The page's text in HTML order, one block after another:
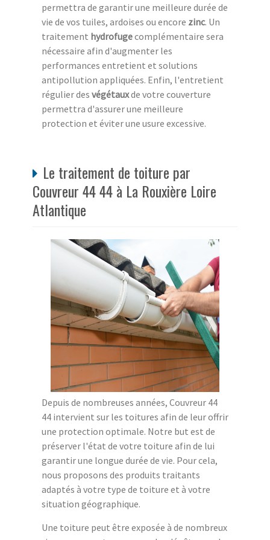
permettra de garantir une meilleure durée de
vie de vos tuiles, ardoises ou encore zinc. Un
traitement hydrofugecomplémentaire sera
nécessaire afin d'augmenter les
performances entretient et solutions
antipollution appliquées. Enfin, l'entretient
régulier des végétauxde votre couverture
permettra d'assurer une meilleure
protection et éviter une usure excessive.
Le traitement de toiture par
Couvreur 44 44 à La Rouxière Loire
Atlantique
Depuis de nombreuses années, Couvreur 44
44 intervient sur les toitures afin de leur offrir
une protection optimale. Notre but est de
préserver l'état de votre toiture afin de lui
garantir une longue durée de vie. Pour cela,
nous proposons des produits traitants
adaptés à votre type de toiture et à votre
situation géographique.
Une toiture peut être exposée à de nombreux